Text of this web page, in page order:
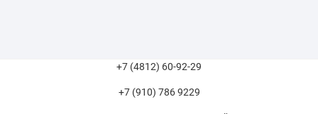
+7 (4812) 60-92-29
+7 (910) 786 9229